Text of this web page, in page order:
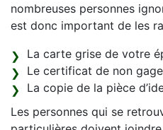
nombreuses personnes
est donc important de les
La carte grise de votre
Le certificat de non
La copie de la pièce
Les personnes qui se